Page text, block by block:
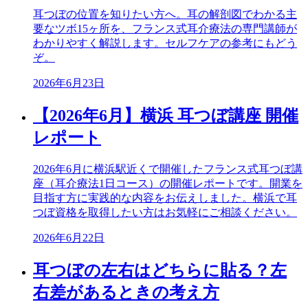
耳つぼの位置を知りたい方へ。耳の解剖図でわかる主
要なツボ15ヶ所を、フランス式耳介療法の専門講師が
わかりやすく解説します。セルフケアの参考にもどう
ぞ。
2026年6月23日
【2026年6月】横浜 耳つぼ講座 開催
レポート
2026年6月に横浜駅近くで開催したフランス式耳つぼ講
座（耳介療法1日コース）の開催レポートです。開業を
目指す方に実践的な内容をお伝えしました。横浜で耳
つぼ資格を取得したい方はお気軽にご相談ください。
2026年6月22日
耳つぼの左右はどちらに貼る？左
右差があるときの考え方